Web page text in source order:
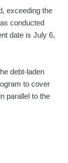
exceeding the
conducted
date is July 6,
debt-laden
to cover
parallel to the